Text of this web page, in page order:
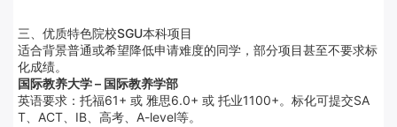
三、优质特色院校SGU本科项目
适合背景普通或希望降低申请难度的同学，部分项目甚至不要求标
化成绩。
国际教养大学 – 国际教养学部
英语要求：托福61+ 或 雅思6.0+ 或 托业1100+。标化可提交SA
T、ACT、IB、高考、A-level等。